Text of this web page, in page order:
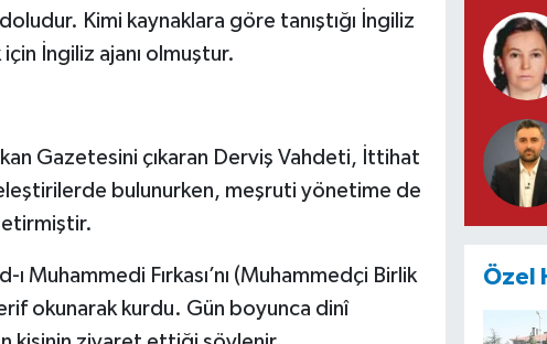
Kimi kaynaklara göre tanıştığı İngiliz
İngiliz ajanı olmuştur.
Gazetesini çıkaran Derviş Vahdeti, İttihat
bulunurken, meşruti yönetime de
Muhammedi Fırkası’nı (Muhammedçi Birlik
okunarak kurdu. Gün boyunca dinî
Özel